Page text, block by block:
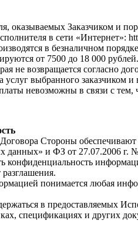
оказываемых Заказчиком и
в сети «Интернет»:
в безналичном
от 7500 до 18 000 рублей.
не возвращается согласно
услуг выбранного заказчиком
невозможны в связи с тем,
Стороны
данных» и ФЗ от 27.07.2006
конфиденциальность
понимается любая
в предоставляемых
спецификациях и других